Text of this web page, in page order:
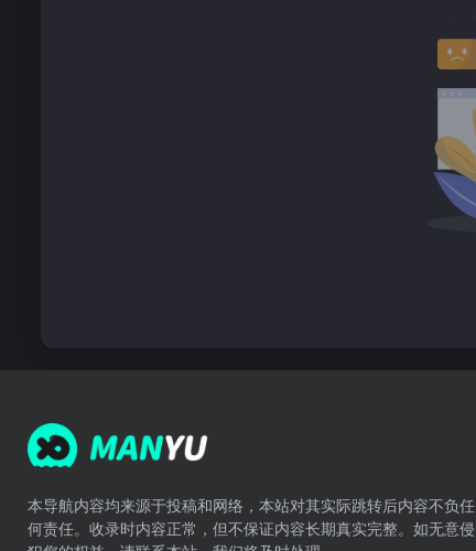
本导航内容均来源于投稿和网络，本站对其实际跳转后内容不负任
何责任。收录时内容正常，但不保证内容长期真实完整。如无意侵